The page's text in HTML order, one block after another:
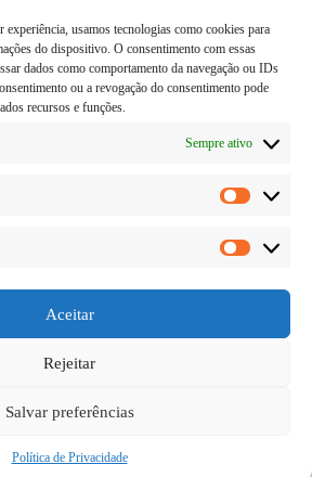
usamos tecnologias como cookies para
do dispositivo. O consentimento com essas
dados como comportamento da navegação ou IDs
ou a revogação do consentimento pode
recursos e funções.
Sempre ativo
Aceitar
Rejeitar
Salvar preferências
Política de Privacidade
como uma das maiores
mesmo fazer com que
algo que fizemos. A
24/05/2026
direitos reservados.